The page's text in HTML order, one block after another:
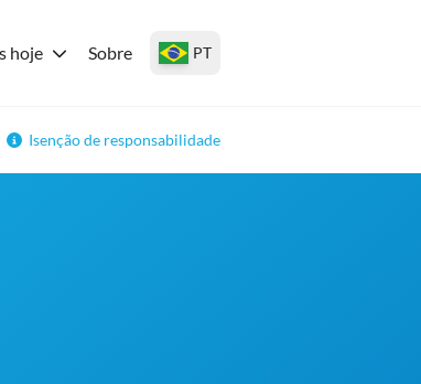
hoje Sobre PT
Isenção de responsabilidade